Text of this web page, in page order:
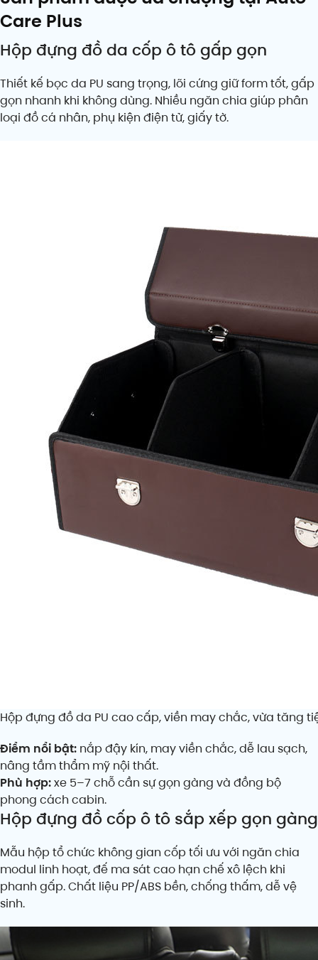
Care Plus
Hộp đựng đồ da cốp ô tô gấp gọn
Thiết kế bọc da PU sang trọng, lõi cứng giữ form tốt, gấp
gọn nhanh khi không dùng. Nhiều ngăn chia giúp phân
loại đồ cá nhân, phụ kiện điện tử, giấy tờ.
Hộp đựng đồ da PU cao cấp, viền may chắc, vừa tăng
Điểm nổi bật: nắp đậy kín, may viền chắc, dễ lau sạch,
nâng tầm thẩm mỹ nội thất.
Phù hợp:xe 5–7 chỗ cần sự gọn gàng và đồng bộ
phong cách cabin.
Hộp đựng đồ cốp ô tô sắp xếp gọn gàng
Mẫu hộp tổ chức không gian cốp tối ưu với ngăn chia
modul linh hoạt, đế ma sát cao hạn chế xô lệch khi
phanh gấp. Chất liệu PP/ABS bền, chống thấm, dễ vệ
sinh.